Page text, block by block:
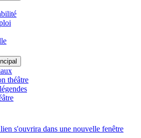
théâtre
s'ouvrira dans une nouvelle fenêtre